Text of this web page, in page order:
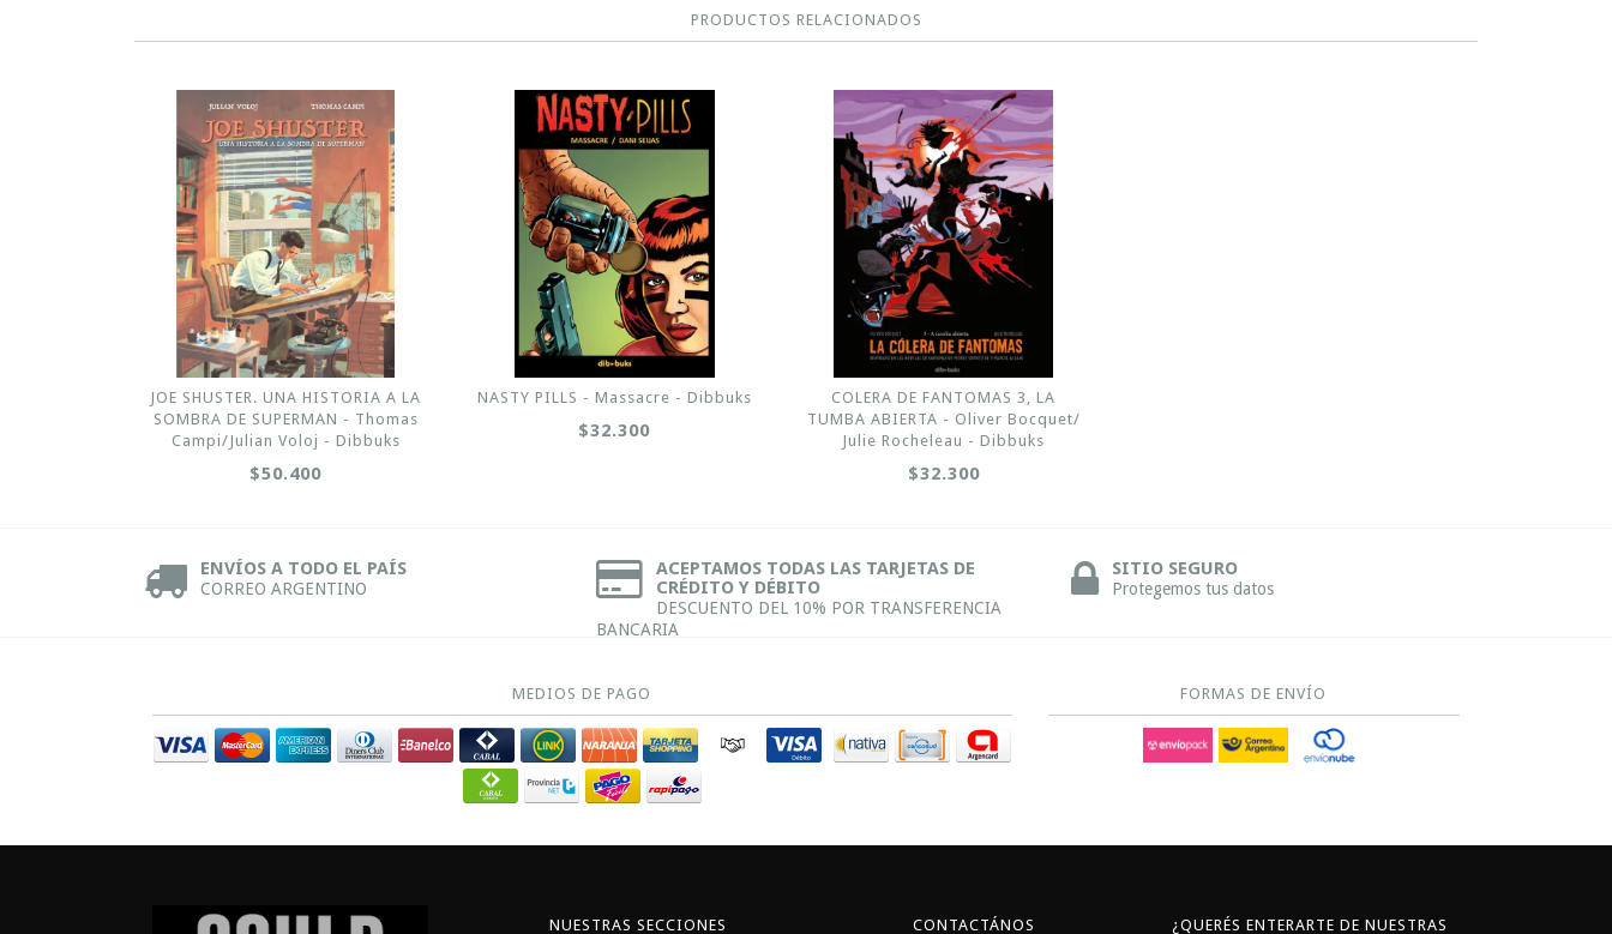
PRODUCTOS RELACIONADOS
JOE SHUSTER. UNA HISTORIA A LA
SOMBRA DE SUPERMAN - Thomas
Campi/Julian Voloj - Dibbuks
$50.400
NASTY PILLS - Massacre - Dibbuks
$32.300
COLERA DE FANTOMAS 3, LA
TUMBA ABIERTA - Oliver Bocquet/
Julie Rocheleau - Dibbuks
$32.300
ENVÍOS A TODO EL PAÍS
CORREO ARGENTINO
ACEPTAMOS TODAS LAS TARJETAS DE
CRÉDITO Y DÉBITO
DESCUENTO DEL 10% POR TRANSFERENCIA
BANCARIA
SITIO SEGURO
Protegemos tus datos
MEDIOS DE PAGO FORMAS DE ENVÍO
NUESTRAS SECCIONES CONTACTÁNOS
¿QUERÉS ENTERARTE DE NUESTRAS